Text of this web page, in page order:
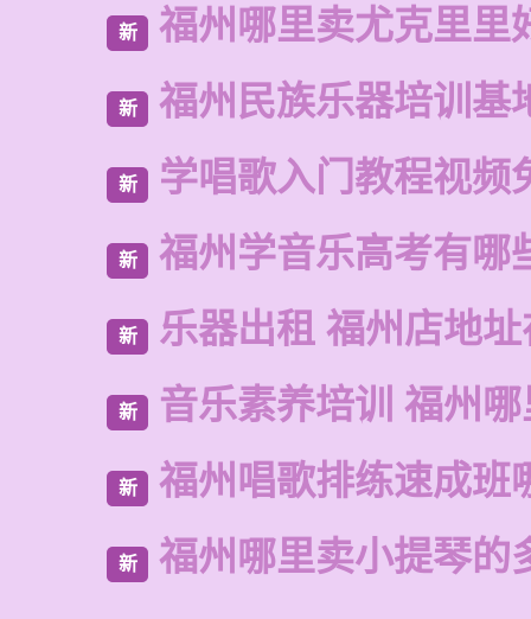
新 福州哪里卖尤克里里
新 福州民族乐器培训基
新 学唱歌入门教程视频
新 福州学音乐高考有哪
新 乐器出租 福州店地
新 音乐素养培训 福州
新 福州唱歌排练速成班
新 福州哪里卖小提琴的